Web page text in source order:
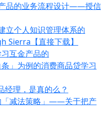
产品的业务流程设计——授信
立个人知识管理体系的
Sierra【直接下载】
互金产品的
」为例的消费商品贷学习
经理，是真的么？
「减法策略」——关于把产